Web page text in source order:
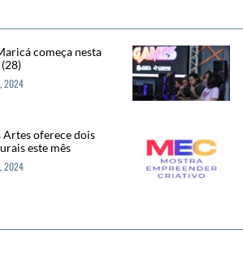
começa nesta
2024
Artes oferece dois
este mês
2024